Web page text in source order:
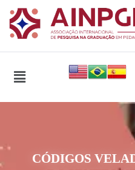
CÓDIGOS